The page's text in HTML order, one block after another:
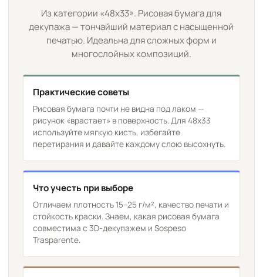
Из категории «48х33». Рисовая бумага для
декупажа — тончайший материал с насыщенной
печатью. Идеальна для сложных форм и
многослойных композиций.
Практические советы
Рисовая бумага почти не видна под лаком —
рисунок «врастает» в поверхность. Для 48х33
используйте мягкую кисть, избегайте
перетирания и давайте каждому слою высохнуть.
Что учесть при выборе
Отличаем плотность 15–25 г/м², качество печати и
стойкость краски. Знаем, какая рисовая бумага
совместима с 3D-декупажем и Sospeso
Trasparente.